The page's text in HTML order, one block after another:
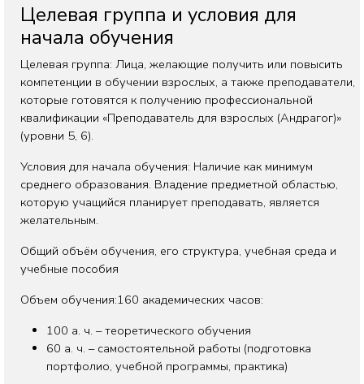
Целевая группа и условия для
начала обучения
Целевая группа: Лица, желающие получить или повысить
компетенции в обучении взрослых, а также преподаватели,
которые готовятся к получению профессиональной
квалификации «Преподаватель для взрослых (Андрагог)»
(уровни 5, 6).
Условия для начала обучения: Наличие как минимум
среднего образования. Владение предметной областью,
которую учащийся планирует преподавать, является
желательным.
Общий объём обучения, его структура, учебная среда и
учебные пособия
Объем обучения:160 академических часов:
100 а. ч. – теоретического обучения
60 а. ч. – самостоятельной работы (подготовка
портфолио, учебной программы, практика)